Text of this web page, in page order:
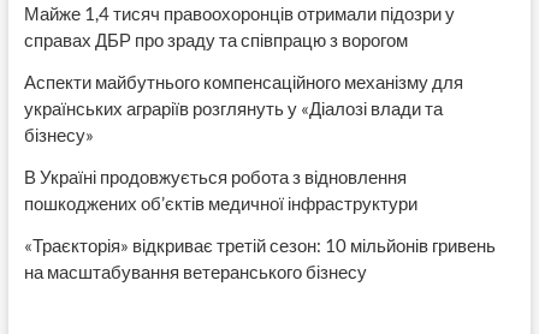
Майже 1,4 тисяч правоохоронців отримали підозри у
справах ДБР про зраду та співпрацю з ворогом
Аспекти майбутнього компенсаційного механізму для
українських аграріїв розглянуть у «Діалозі влади та
бізнесу»
В Україні продовжується робота з відновлення
пошкоджених об’єктів медичної інфраструктури
«Траєкторія» відкриває третій сезон: 10 мільйонів гривень
на масштабування ветеранського бізнесу